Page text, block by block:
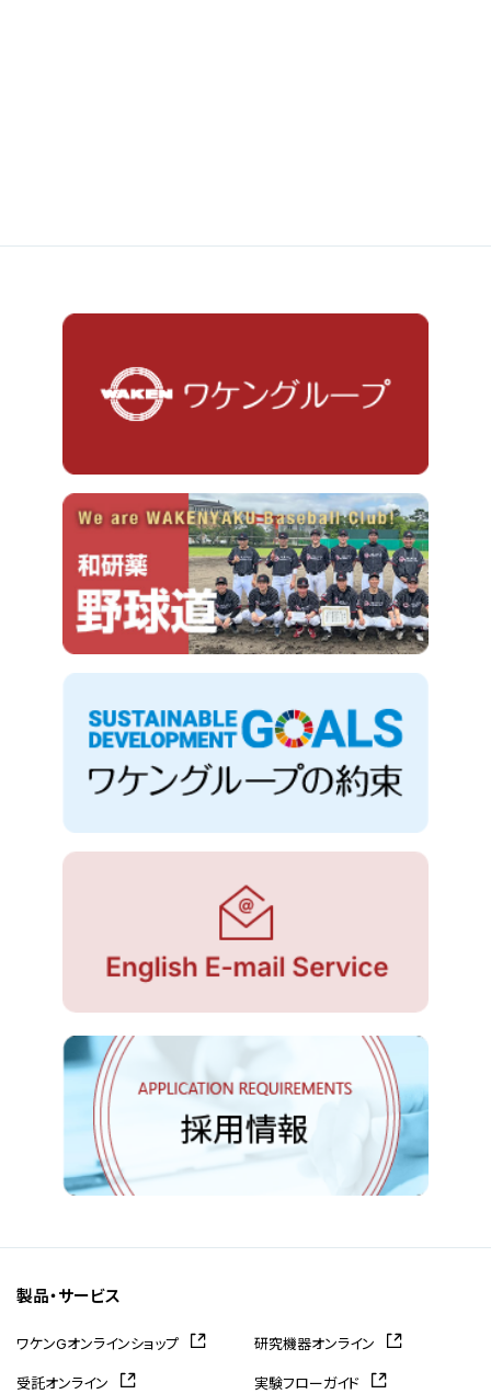
製品・サービス
ワケンGオンラインショップ 研究機器オンライン
受託オンライン 実験フローガイド